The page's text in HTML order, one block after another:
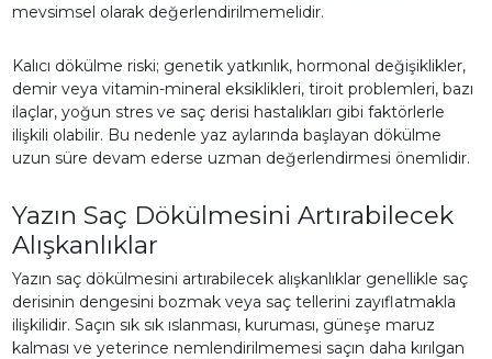
mevsimsel olarak değerlendirilmemelidir.
Kalıcı dökülme riski; genetik yatkınlık, hormonal değişiklikler,
demir veya vitamin-mineral eksiklikleri, tiroit problemleri, bazı
ilaçlar, yoğun stres ve saç derisi hastalıkları gibi faktörlerle
ilişkili olabilir. Bu nedenle yaz aylarında başlayan dökülme
uzun süre devam ederse uzman değerlendirmesi önemlidir.
Yazın Saç Dökülmesini Artırabilecek
Alışkanlıklar
Yazın saç dökülmesini artırabilecek alışkanlıklar genellikle saç
derisinin dengesini bozmak veya saç tellerini zayıflatmakla
ilişkilidir. Saçın sık sık ıslanması, kuruması, güneşe maruz
kalması ve yeterince nemlendirilmemesi saçın daha kırılgan